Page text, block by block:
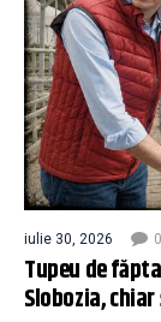
iulie 30, 2026
Tupeu de
Slobozia,